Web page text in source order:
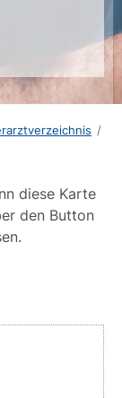
/
diese Karte
den Button